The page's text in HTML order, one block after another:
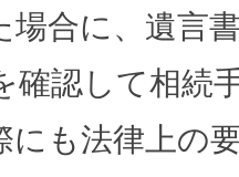
場合に、遺言
確認して相続
にも法律上の